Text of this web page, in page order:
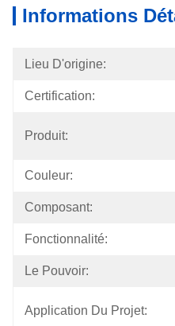
Informations
Lieu D'origine:
Certification:
Produit:
Couleur:
Composant:
Fonctionnalité:
Le Pouvoir:
Application Du Projet: